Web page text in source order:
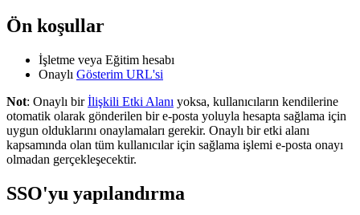
Ön koşullar
İşletme veya Eğitim hesabı
Onaylı Gösterim URL'si
Not: Onaylı birİlişkili Etki Alanı yoksa, kullanıcıların kendilerine
otomatik olarak gönderilen bir e-posta yoluyla hesapta sağlama için
uygun olduklarını onaylamaları gerekir. Onaylı bir etki alanı
kapsamında olan tüm kullanıcılar için sağlama işlemi e-posta onayı
olmadan gerçekleşecektir.
SSO'yu yapılandırma